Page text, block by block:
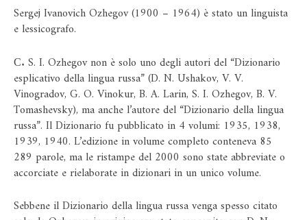
Sergej Ivanovich Ozhegov (1900 – 1964) è stato un linguista
e lessicografo.
С. S. I. Ozhegov non è solo uno degli autori del “Dizionario
esplicativo della lingua russa” (D. N. Ushakov, V. V.
Vinogradov, G. O. Vinokur, B. A. Larin, S. I. Ozhegov, B. V.
Tomashevsky), ma anche l’autore del “Dizionario della lingua
russa”. Il Dizionario fu pubblicato in 4 volumi: 1935, 1938,
1939, 1940. L’edizione in volume completo conteneva 85
289 parole, ma le ristampe del 2000 sono state abbreviate o
accorciate e rielaborate in dizionari in un unico volume.
Sebbene il Dizionario della lingua russa venga spesso citato